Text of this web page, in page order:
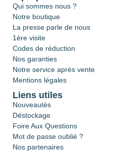
Qui sommes nous ?
Notre boutique
La presse parle de nous
1ère visite
Codes de réduction
Nos garanties
Notre service après vente
Mentions légales
Liens utiles
Nouveautés
Déstockage
Foire Aux Questions
Mot de passe oublié ?
Nos partenaires